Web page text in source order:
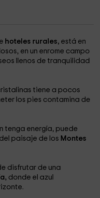
hoteles rurales, está en
en un enrome campo
llenos de tranquilidad
tiene a pocos
los pies contamina de
tenga energía, puede
paisaje de los Montes
disfrutar de una
donde el azul